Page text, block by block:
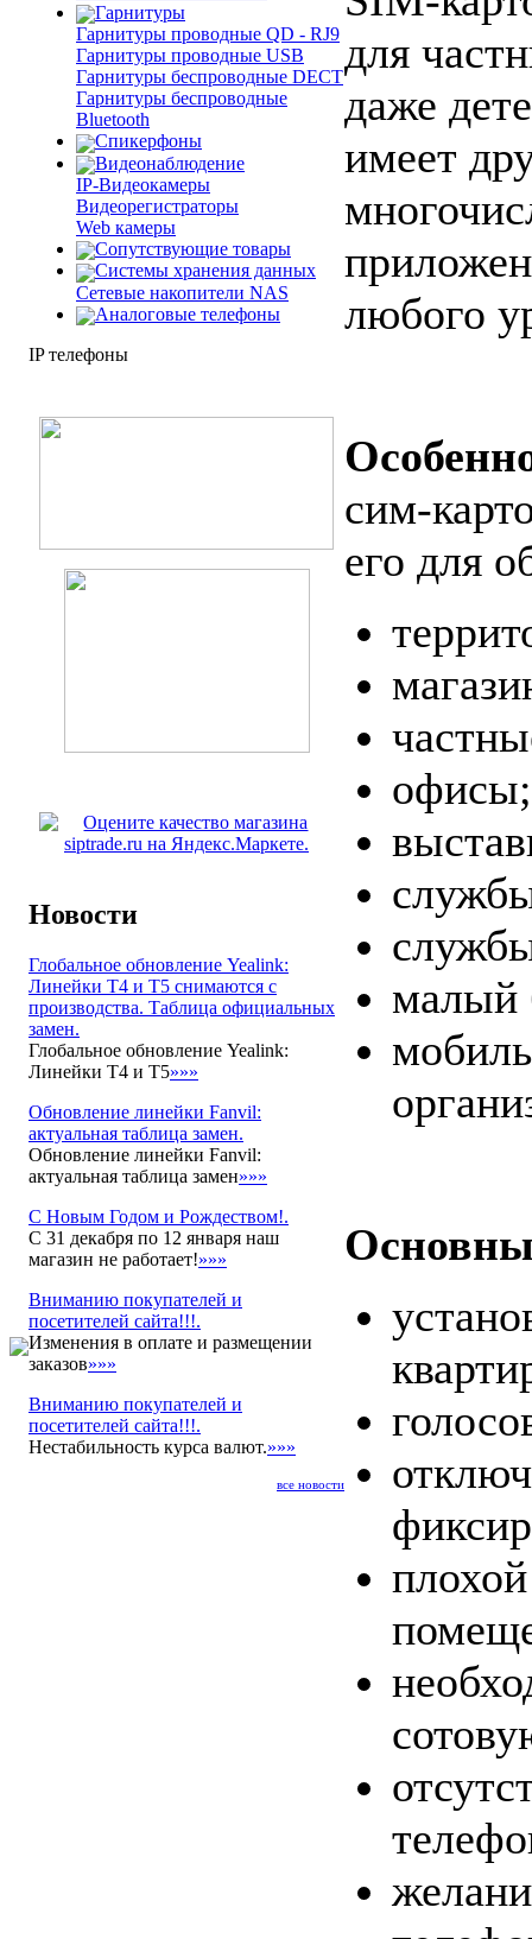
Гарнитуры
Гарнитуры проводные QD - RJ9
Гарнитуры проводные USB
Гарнитуры беспроводные DECT
Гарнитуры беспроводные
Bluetooth
Спикерфоны
Видеонаблюдение
IP-Видеокамеры
Видеорегистраторы
Web камеры
Сопутствующие товары
Cистемы хранения данных
Сетевые накопители NAS
Аналоговые телефоны
IP телефоны
Новости
Глобальное обновление Yealink:
Линейки T4 и T5 снимаются с
производства. Таблица официальных
замен.
Глобальное обновление Yealink:
Линейки T4 и T5»»»
Обновление линейки Fanvil:
актуальная таблица замен.
Обновление линейки Fanvil:
актуальная таблица замен»»»
С Новым Годом и Рождеством!.
С 31 декабря по 12 января наш
магазин не работает!»»»
Вниманию покупателей и
посетителей сайта!!!.
Изменения в оплате и размещении
заказов»»»
Вниманию покупателей и
посетителей сайта!!!.
Нестабильность курса валют.»»»
все новости
для
даже
имеет
любого
сим-
его для
офисы;
малый